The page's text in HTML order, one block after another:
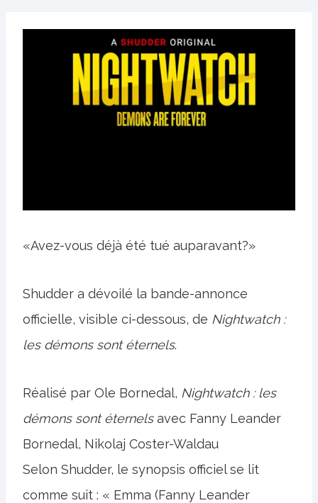
«Avez-vous déjà été tué auparavant?»
Shudder a dévoilé la bande-annonce
officielle, visible ci-dessous, de Nightwatch :
les démons sont éternels.
Réalisé par Ole Bornedal, Nightwatch : les
démons sont éternelsavec Fanny Leander
Bornedal, Nikolaj Coster-Waldau
Selon Shudder, le synopsis officiel se lit
comme suit : « Emma (Fanny Leander